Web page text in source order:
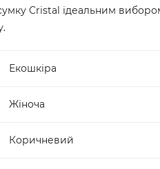
Cristal ідеальним
Екошкіра
Жіноча
Коричневий